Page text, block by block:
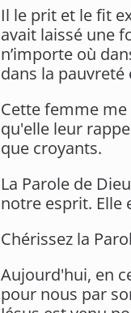
Il le prit et le fit
avait laissé une
n’importe où
dans la
Cette femme
qu'elle leur
que croyants.
La Parole de
notre esprit. Elle
Chérissez la
Aujourd'hui, en
pour nous par